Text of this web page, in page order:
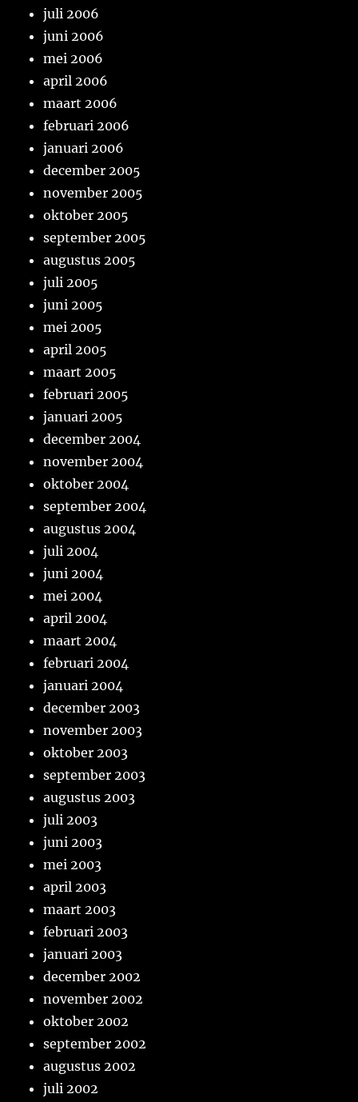
juli 2006
juni 2006
mei 2006
april 2006
maart 2006
februari 2006
januari 2006
december 2005
november 2005
oktober 2005
september 2005
augustus 2005
juli 2005
juni 2005
mei 2005
april 2005
maart 2005
februari 2005
januari 2005
december 2004
november 2004
oktober 2004
september 2004
augustus 2004
juli 2004
juni 2004
mei 2004
april 2004
maart 2004
februari 2004
januari 2004
december 2003
november 2003
oktober 2003
september 2003
augustus 2003
juli 2003
juni 2003
mei 2003
april 2003
maart 2003
februari 2003
januari 2003
december 2002
november 2002
oktober 2002
september 2002
augustus 2002
juli 2002